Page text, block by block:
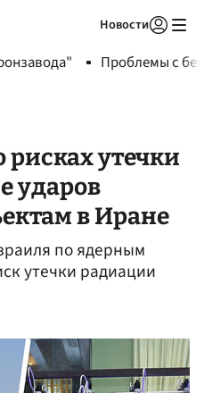
Новости
Проблемы с
рисках утечки
ударов
в Иране
по ядерным
утечки радиации